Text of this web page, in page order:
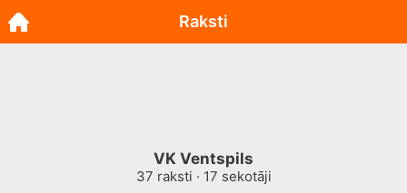
VK Ventspils
37 raksti · 17 sekotāji
Raksti